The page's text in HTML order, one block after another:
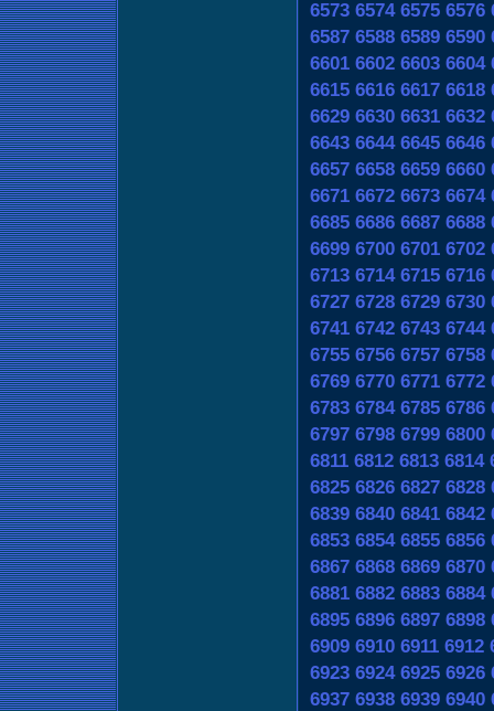
6573 6574 6575 6576
6587 6588 6589 6590
6601 6602 6603 6604
6615 6616 6617 6618
6629 6630 6631 6632
6643 6644 6645 6646
6657 6658 6659 6660
6671 6672 6673 6674
6685 6686 6687 6688
6699 6700 6701 6702
6713 6714 6715 6716
6727 6728 6729 6730
6741 6742 6743 6744
6755 6756 6757 6758
6769 6770 6771 6772
6783 6784 6785 6786
6797 6798 6799 6800
6811 6812 6813 6814
6825 6826 6827 6828
6839 6840 6841 6842
6853 6854 6855 6856
6867 6868 6869 6870
6881 6882 6883 6884
6895 6896 6897 6898
6909 6910 6911 6912
6923 6924 6925 6926
6937 6938 6939 6940